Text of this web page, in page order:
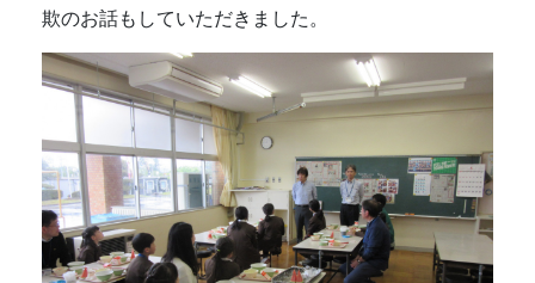
欺のお話もしていただきました。